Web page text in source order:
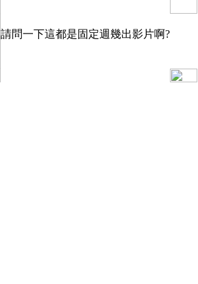
請問一下這都是固定週幾出影片啊?